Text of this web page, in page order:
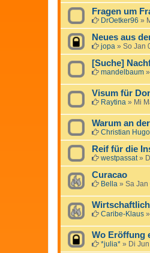
Fragen um
DrOetker96 »
Neues aus
jopa » So Jan
[Suche]
mandelbaum »
Visum für
Raytina » Mi
Warum an
Christian Hugo
Reif für die
westpassat»
Curacao
Bella » Sa Jan
Caribe-Klaus »
Wo Eröffung
*julia* » Di